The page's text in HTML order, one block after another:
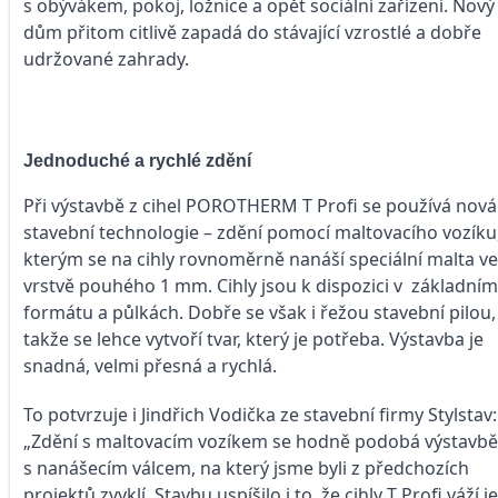
s obývákem, pokoj, ložnice a opět sociální zařízení. Nový
dům přitom citlivě zapadá do stávající vzrostlé a dobře
udržované zahrady.
Jednoduché a rychlé zdění
Při výstavbě z cihel POROTHERM T Profi se používá nová
stavební technologie – zdění pomocí maltovacího
kterým se na cihly rovnoměrně nanáší speciální malta ve
vrstvě pouhého 1 mm. Cihly jsou k dispozici v základním
formátu a půlkách. Dobře se však i řežou stavební pilou,
takže se lehce vytvoří tvar, který je potřeba. Výstavba je
snadná, velmi přesná a rychlá.
To potvrzuje i Jindřich Vodička ze stavební firmy Stylstav:
„Zdění s maltovacím vozíkem se hodně podobá výstavbě
s nanášecím válcem, na který jsme byli z předchozích